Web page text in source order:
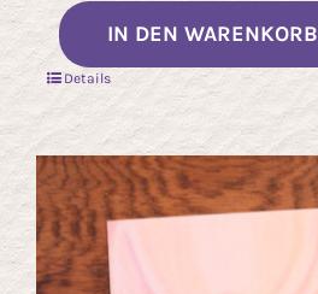
IN DEN WARENKORB
Details